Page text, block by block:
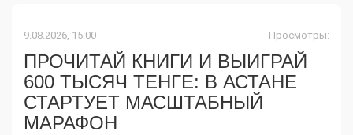
9.08.2026, 15:00 Просмотры:
ПРОЧИТАЙ КНИГИ И ВЫИГРАЙ
600 ТЫСЯЧ ТЕНГЕ: В АСТАНЕ
СТАРТУЕТ МАСШТАБНЫЙ
МАРАФОН